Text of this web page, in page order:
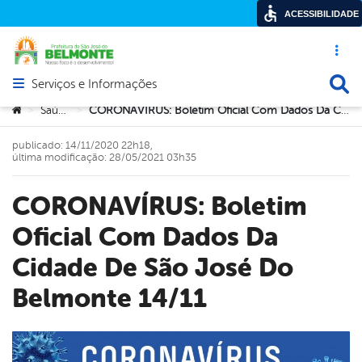
Acesso
Abrir menu principal de navegação
Serviços e Informações
Você está aqui:
> Saúde > CORONAVÍRUS: Boletim Oficial Com Dados Da Cidade De São José Do Belmonte 14/11
CORONAVÍRUS: Boletim
Oficial Com Dados Da
Cidade De São José Do
Belmonte 14/11
publicado: 14/11/2020 22h18,
última modificação: 28/05/2021 03h35
ACESSIBILIDADE